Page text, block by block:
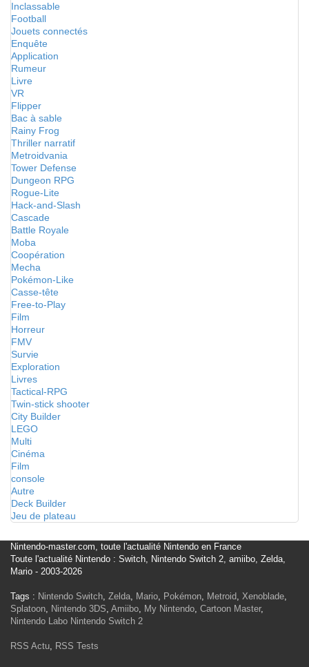
Inclassable
Football
Jouets connectés
Enquête
Application
Rumeur
Livre
VR
Flipper
Bac à sable
Rainy Frog
Thriller narratif
Metroidvania
Tower Defense
Dungeon RPG
Rogue-Lite
Hack-and-Slash
Cascade
Battle Royale
Moba
Coopération
Mecha
Pokémon-Like
Casse-tête
Free-to-Play
Film
Horreur
FMV
Survie
Exploration
Livres
Tactical-RPG
Twin-stick shooter
City Builder
LEGO
Multi
Cinéma
Film
console
Autre
Deck Builder
Jeu de plateau
Nintendo-master.com, toute l'actualité Nintendo en France
Toute l'actualité Nintendo : Switch, Nintendo Switch 2, amiibo, Zelda,
Mario - 2003-2026
Tags : Nintendo Switch, Zelda, Mario, Pokémon, Metroid, Xenoblade,
Splatoon, Nintendo 3DS, Amiibo, My Nintendo, Cartoon Master,
Nintendo Labo Nintendo Switch 2
RSS Actu, RSS Tests